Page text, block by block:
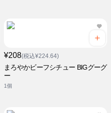
¥208(税込¥224.64)
まろやかビーフシチュー BIGグーグ
ー
1個